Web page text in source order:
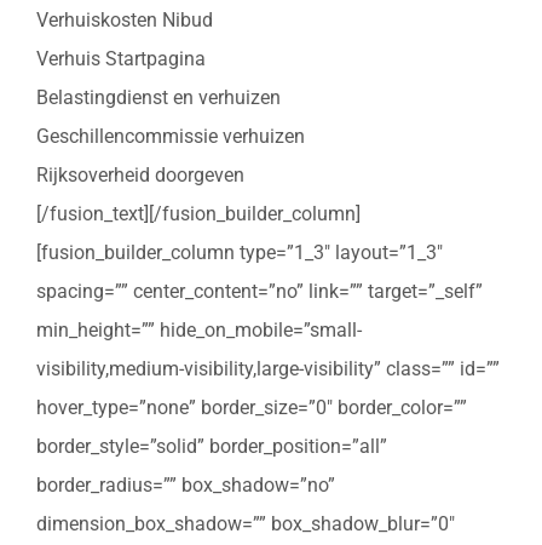
Verhuiskosten Nibud
Verhuis Startpagina
Belastingdienst en verhuizen
Geschillencommissie verhuizen
Rijksoverheid doorgeven
[/fusion_text][/fusion_builder_column]
[fusion_builder_column type=”1_3″ layout=”1_3″
spacing=”” center_content=”no” link=”” target=”_self”
min_height=”” hide_on_mobile=”small-
visibility,medium-visibility,large-visibility” class=”” id=””
hover_type=”none” border_size=”0″ border_color=””
border_style=”solid” border_position=”all”
border_radius=”” box_shadow=”no”
dimension_box_shadow=”” box_shadow_blur=”0″